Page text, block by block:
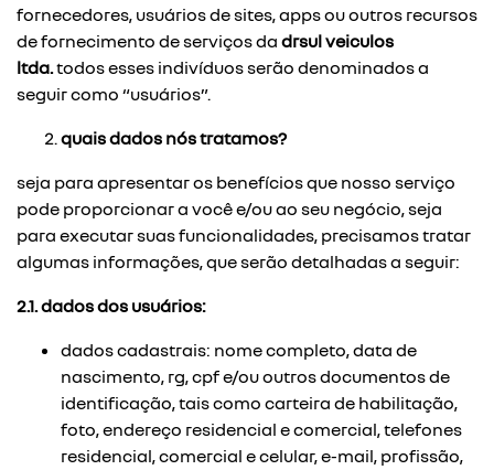
fornecedores, usuários de sites, apps ou outros recursos
de fornecimento de serviços da drsul veiculos
ltda.todos esses indivíduos serão denominados a
seguir como “usuários”.
quais dados nós tratamos?
seja para apresentar os benefícios que nosso serviço
pode proporcionar a você e/ou ao seu negócio, seja
para executar suas funcionalidades, precisamos tratar
algumas informações, que serão detalhadas a seguir:
2.1. dados dos usuários:
dados cadastrais: nome completo, data de
nascimento, rg, cpf e/ou outros documentos de
identificação, tais como carteira de habilitação,
foto, endereço residencial e comercial, telefones
residencial, comercial e celular, e-mail, profissão,